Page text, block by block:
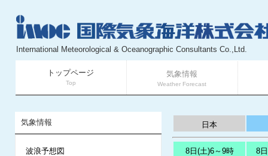
International Meteorological & Oceanographic Consultants Co.,Ltd.
トップページ
Top
気象情報
Weather Forecast
日本
8日(土)6～9時
8
気象情報
波浪予想図